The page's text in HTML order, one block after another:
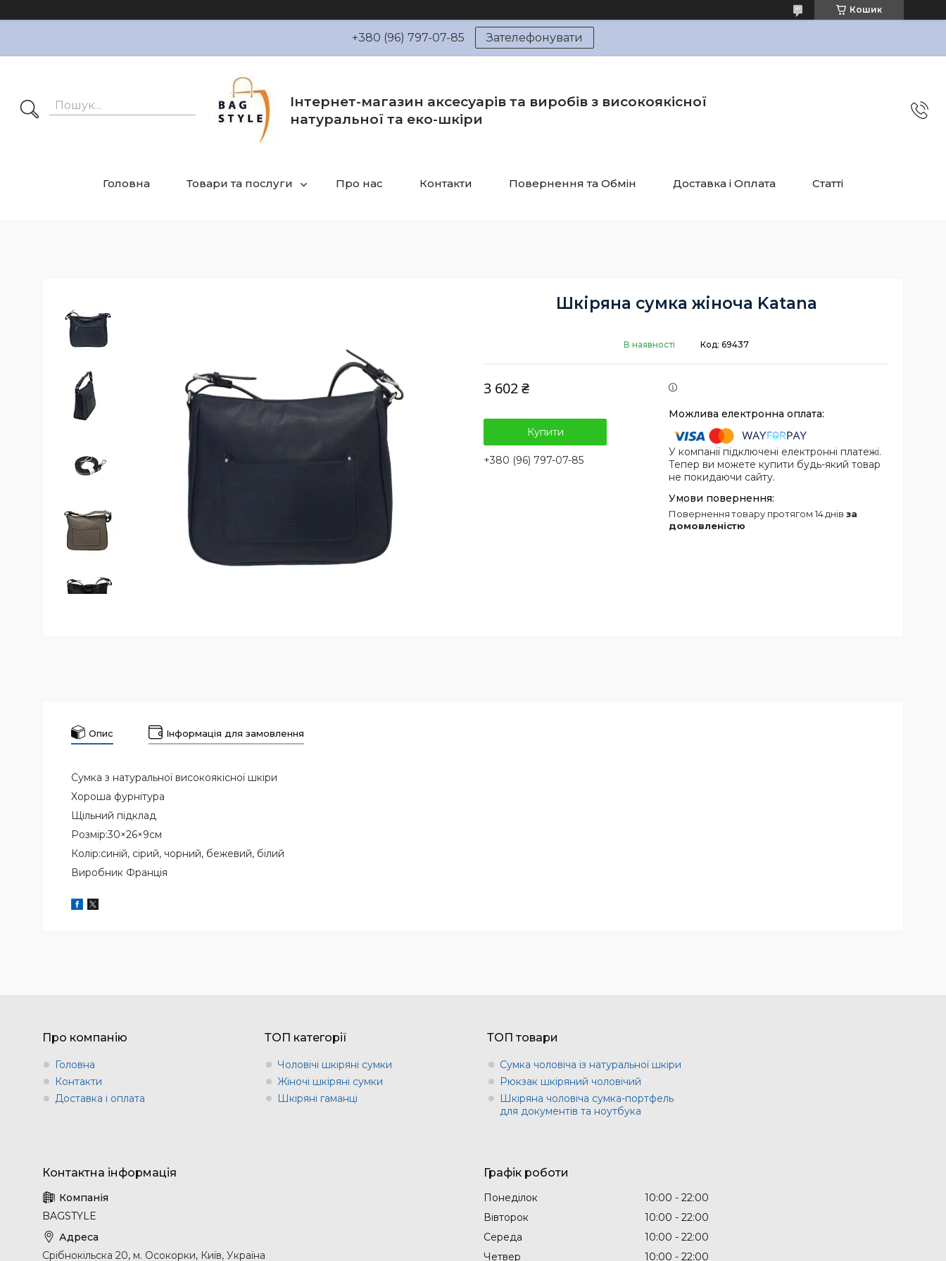
Кошик
+380 (96) 797-07-85 Зателефонувати
Інтернет-магазин аксесуарів та виробів з високоякісної
натуральної та еко-шкіри
Головна Товари та послуги Про нас Контакти Повернення та Обмін Доставка і Оплата Статті
Шкіряна сумка жіноча Katana
В наявності Код: 69437
3 602 ₴
Купити
+380 (96) 797-07-85
У компанії підключені електронні платежі.
Тепер ви можете купити будь-який товар
не покидаючи сайту.
повернення товару протягом 14 днів за
домовленістю
Опис Інформація для замовлення
Сумка з натуральної високоякісної шкіри
Хороша фурнітура
Щільний підклад
Розмір:30×26×9см
Колір:синій, сірий, чорний, бежевий, білий
Виробник Франція
Про компанію
Головна
Контакти
Доставка і оплата
ТОП категорії
Чоловічі шкіряні сумки
Жіночі шкіряні сумки
Шкіряні гаманці
ТОП товари
Сумка чоловіча із натуральної шкіри
Рюкзак шкіряний чоловічий
Шкіряна чоловіча сумка-портфель
для документів та ноутбука
BAGSTYLE
Срібнокільска 20, м. Осокорки, Київ, Україна
Графік роботи
Понеділок 10:00
22:00
Вівторок
10:00
22:00
Середа
10:00
22:00
Четвер
10:00 22:00